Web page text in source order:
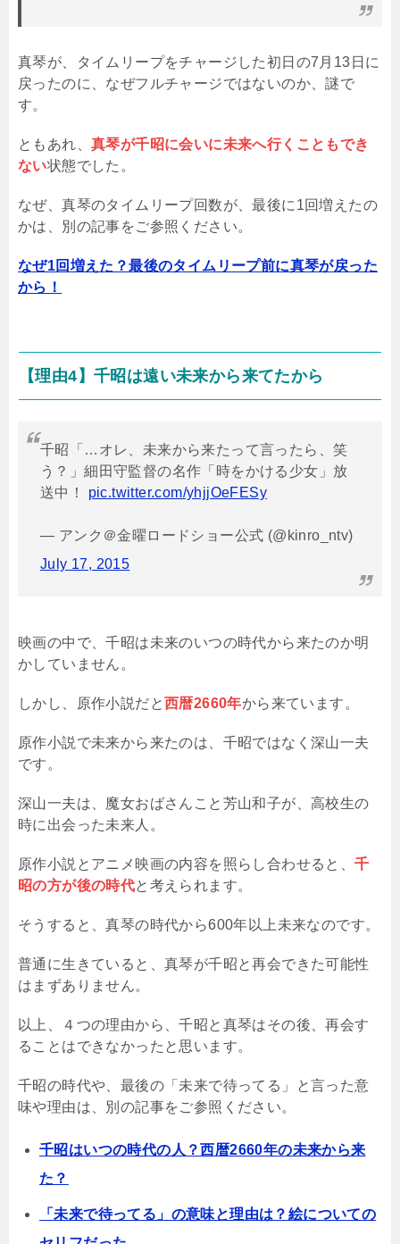
真琴が、タイムリープをチャージした初日の7月13日に
戻ったのに、なぜフルチャージではないのか、謎で
す。
ともあれ、 真琴が千昭に会いに未来へ行くこともでき
ない状態でした。
なぜ、真琴のタイムリープ回数が、最後に1回増えたの
かは、別の記事をご参照ください。
なぜ1回増えた？最後のタイムリープ前に真琴が戻った
から！
【理由4】千昭は遠い未来から来てたから
千昭「…オレ、未来から来たって言ったら、笑
う？」細田守監督の名作「時をかける少女」放
送中！ pic.twitter.com/yhjjOeFESy
— アンク＠金曜ロードショー公式 (@kinro_ntv)
July 17, 2015
映画の中で、千昭は未来のいつの時代から来たのか明
かしていません。
しかし、原作小説だと西暦2660年から来ています。
原作小説で未来から来たのは、千昭ではなく深山一夫
です。
深山一夫は、魔女おばさんこと芳山和子が、高校生の
時に出会った未来人。
原作小説とアニメ映画の内容を照らし合わせると、千
昭の方が後の時代と考えられます。
そうすると、真琴の時代から600年以上未来なのです。
普通に生きていると、真琴が千昭と再会できた可能性
はまずありません。
以上、４つの理由から、千昭と真琴はその後、再会す
ることはできなかったと思います。
千昭の時代や、最後の「未来で待ってる」と言った意
味や理由は、別の記事をご参照ください。
千昭はいつの時代の人？西暦2660年の未来から来
た？
「未来で待ってる」の意味と理由は？絵についての